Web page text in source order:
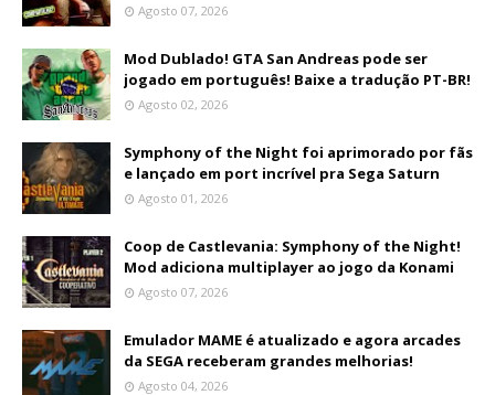
Agosto 07, 2026
Mod Dublado! GTA San Andreas pode ser
jogado em português! Baixe a tradução PT-BR!
Agosto 02, 2026
Symphony of the Night foi aprimorado por fãs
e lançado em port incrível pra Sega Saturn
Agosto 01, 2026
Coop de Castlevania: Symphony of the Night!
Mod adiciona multiplayer ao jogo da Konami
Agosto 07, 2026
Emulador MAME é atualizado e agora arcades
da SEGA receberam grandes melhorias!
Agosto 04, 2026